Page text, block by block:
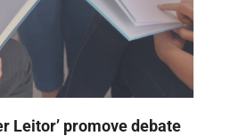
Leitor’ promove debate